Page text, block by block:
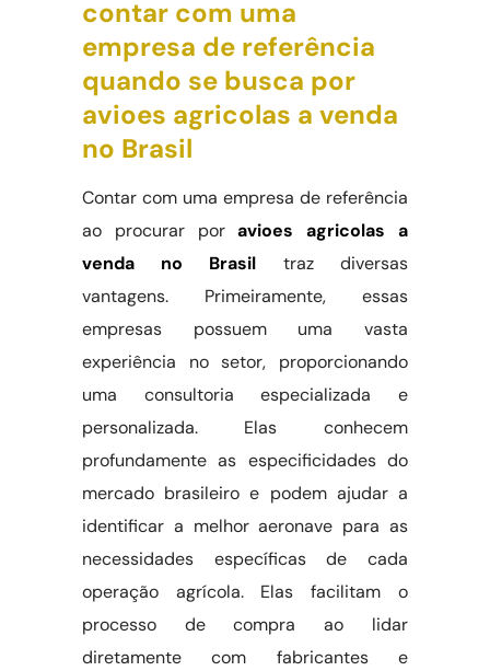
contar com uma
empresa de referência
quando se busca por
avioes agricolas a venda
no Brasil
Contar com uma empresa de referência
ao procurar poravioes agricolas a
venda no Brasil traz diversas
vantagens. Primeiramente, essas
empresas possuem uma vasta
experiência no setor, proporcionando
uma consultoria especializada e
personalizada. Elas conhecem
profundamente as especificidades do
mercado brasileiro e podem ajudar a
identificar a melhor aeronave para as
necessidades específicas de cada
operação agrícola. Elas facilitam o
processo de compra ao lidar
diretamente com fabricantes e